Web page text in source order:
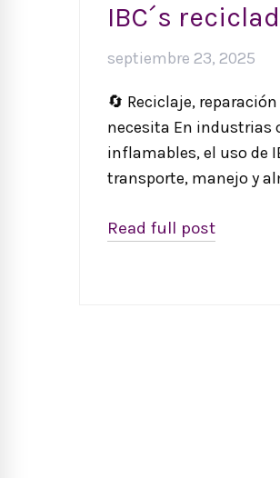
IBC´s
septiembre 23, 2025
🔄 Reciclaje,
necesita En industrias
inflamables, el uso de
transporte, manejo y
Read full post